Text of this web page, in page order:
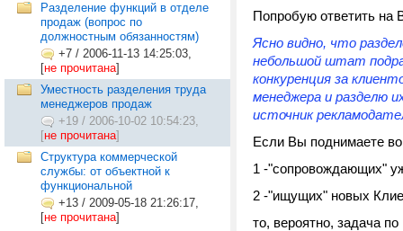
Разделение функций в отделе
продаж (вопрос по
должностным обязанностям)
+7 / 2006-11-13 14:25:03,
[не прочитана]
Уместность разделения труда
менеджеров продаж
+19 / 2006-10-02 10:54:23,
[не прочитана]
Структура коммерческой
службы: от объектной к
функциональной
+13 / 2009-05-18 21:26:17,
[не прочитана]
Попробую ответить на
Ясно видно, что
небольшой штат
конкуренция за
менеджера и разделю
источник
Если Вы поднимаете
1 -"сопровождающих"
2 -"ищущих" новых
то, вероятно, задача